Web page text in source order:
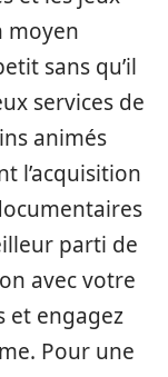
moyen
sans qu’il
services de
animés
l’acquisition
parti de
avec votre
et engagez
Pour une